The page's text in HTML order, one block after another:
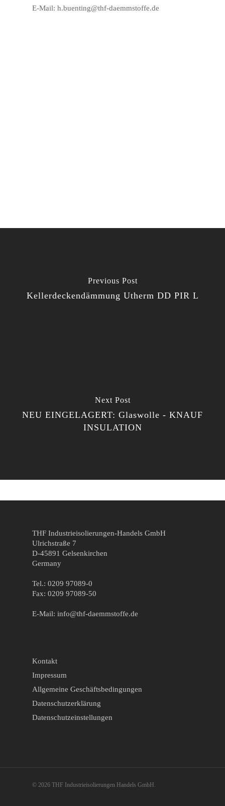
E-Mail: h.buenting@thf-daemmstoffe.de
Previous Post
Kellerdeckendämmung Utherm DD PIR L
Next Post
NEU EINGELAGERT: Glaswolle - KNAUF
INSULATION
THF Industrieisolierungen-Handels GmbH
Ulrichstraße 7
D-45891 Gelsenkirchen
Germany
Tel.: 0209 97089-0
Fax: 0209 97089-50
E-Mail: info@thf-daemmstoffe.de
Kontakt
Impressum
Allgemeine Geschäftsbedingungen
Datenschutzerklärung
Datenschutzeinstellungen
© 2026 THF Industrieisolierungen Handels GmbH.